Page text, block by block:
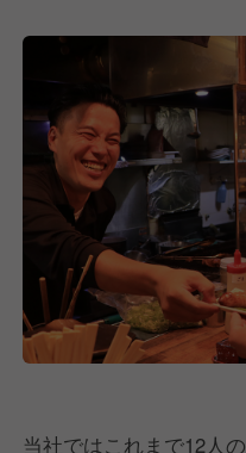
『既存ブランドのFC展
この二つを軸に、着実
当社ではこれまで12人